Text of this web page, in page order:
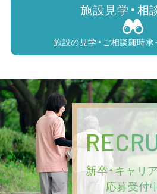
施設見学・相
施設の見学・ご相談随時承
新卒・キャリ
応募受付